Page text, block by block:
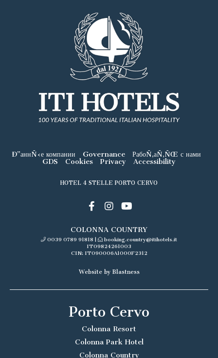
Ð”аннÑ‹е компании Governance
РабоÑ‚аÑ‚ÑŒ с нами
GDS
Cookies Privacy Accessibility
HOTEL 4 STELLE PORTO CERVO
COLONNA COUNTRY
0039 0789 91818 |
booking.country@itihotels.it
IT09824261003
CIN: IT090006A1000F2312
Website by Blastness
Porto Cervo
Colonna Resort
Colonna Park Hotel
Colonna Country